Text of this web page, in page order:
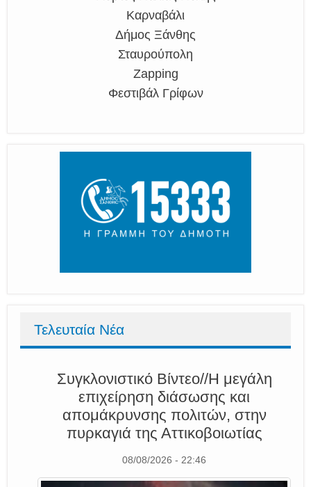
Καρναβάλι
Δήμος Ξάνθης
Σταυρούπολη
Zapping
Φεστιβάλ Γρίφων
Τελευταία Νέα
Συγκλονιστικό Βίντεο//Η μεγάλη
επιχείρηση διάσωσης και
απομάκρυνσης πολιτών, στην
πυρκαγιά της Αττικοβοιωτίας
08/08/2026 - 22:46